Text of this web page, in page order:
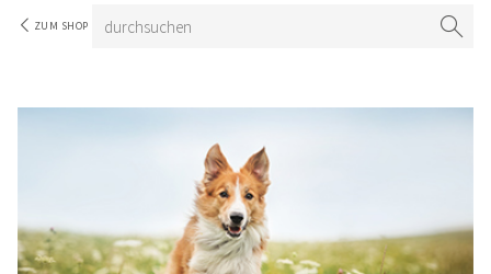
ZUM SHOP